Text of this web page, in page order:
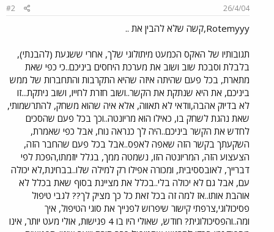
26/4/04
#2
Rotemyyy,קשה שלא להבין את ..
תגובותיו של האקס הכמעט מיתולוגי שלך, אחרי ששגעת (להבנתי),
בלבלת וסבכת שוב ושוב את מערכת היחסים ביניכם..כי כפי שאת
מתארת, בכל פעם שהיתה איזה שהיא התקרבות והתחברות של ממש
ביניכם, את היא שנתקת את הקשר..ושוב חזרת לחייו, ושוב ניתקת...זו
לא בדיוק אהבה,וודאי לא תאווה, אלא איה שהוא משחק, להתרשמותי,
שאת נהגת לשחק בו, כאילו הוא מריונטה..וכך בכל פעם שהסכים
לחדש את הקשר ביניכם..היה לך כנראה נוח, אבל כפי שאמרת,
השקעתך בקשר הזה שאפה לאפס..אבל בכל פעם שהחבר הזה,
הצעצוע הזה, המריונטה הזו, נשמטה ממך, בגלל יוזמתו,הפכת לפי
דברייך, לאובססיבית, ומכורה אפילו רק למילה שלו..בבחינת,לא יכולה
עם, אבל גם לא יכולה בלי..בכלל את מציינת בסוף שאת בכלל לא
אוהבת אותו..אז למה זה בכל זאת כל כך מציק לך?? לגבי טיפול
פסיכולוגי,צרפתי קישור שיפרוש לפנייך את סוגי הטיפול, איך
ומה..והפסיכולוגית? חודש, שאולי היו בו 4 פגישות, אולי מעט יותר, אינו